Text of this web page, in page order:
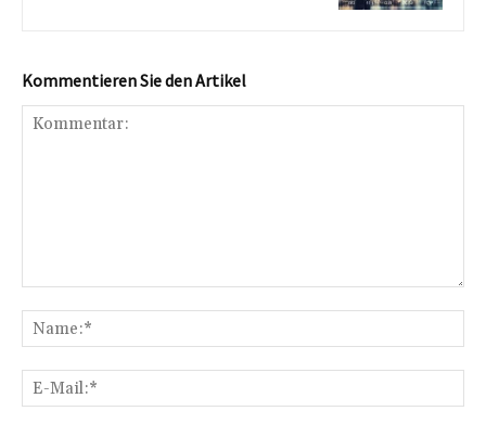
Kommentieren Sie den Artikel